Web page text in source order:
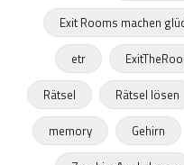
Exit Rooms machen
etr
Rätsel
Rätsel lösen
memory
Gehirn